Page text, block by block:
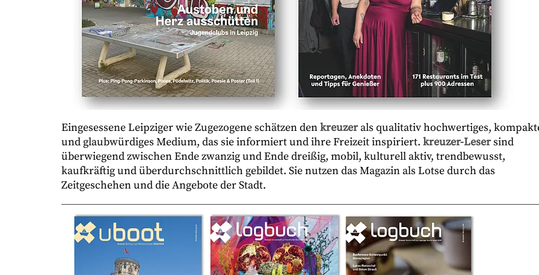
Eingesessene Leipziger wie Zugezogene schätzen denkreuzerals qualitativ hochwertiges,
und glaubwürdiges Medium, das sie informiert und ihre Freizeit inspiriert. kreuzer-Lesersind
überwiegend zwischen Ende zwanzig und Ende dreißig, mobil, kulturell aktiv, trendbewusst,
kaufkräftig und überdurchschnittlich gebildet. Sie nutzen das Magazin als Lotse durch das
Zeitgeschehen und die Angebote der Stadt.